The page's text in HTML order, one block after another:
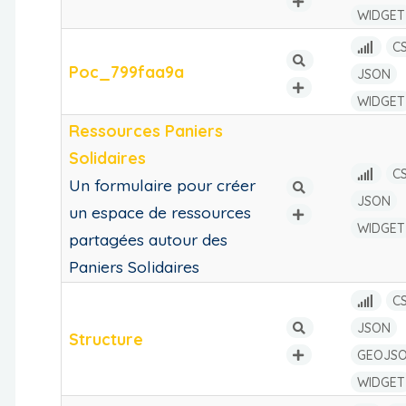
WIDGET
Poc_799faa9a
JSON
WIDGET
Ressources Paniers
Solidaires
Un formulaire pour créer
un espace de ressources
partagées autour des
Paniers Solidaires
JSON
WIDGET
Structure
JSON
WIDGET